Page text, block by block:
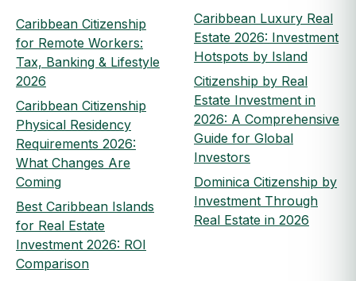
Caribbean Citizenship
for Remote Workers:
Tax, Banking & Lifestyle
2026
Caribbean Citizenship
Physical Residency
Requirements 2026:
What Changes Are
Coming
Best Caribbean Islands
for Real Estate
Investment 2026: ROI
Comparison
Caribbean Luxury Real
Estate 2026: Investment
Hotspots by Island
Citizenship by Real
Estate Investment in
2026: A Comprehensive
Guide for Global
Investors
Dominica Citizenship by
Investment Through
Real Estate in 2026